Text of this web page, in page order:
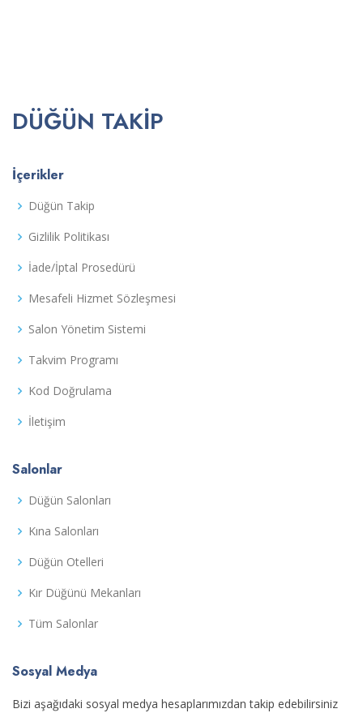
DÜĞÜN TAKIP
İçerikler
Düğün Takip
Gizlilik Politikası
İade/İptal Prosedürü
Mesafeli Hizmet Sözleşmesi
Salon Yönetim Sistemi
Takvim Programı
Kod Doğrulama
İletişim
Salonlar
Düğün Salonları
Kına Salonları
Düğün Otelleri
Kır Düğünü Mekanları
Tüm Salonlar
Sosyal Medya
Bizi aşağıdaki sosyal medya hesaplarımızdan takip edebilirsiniz